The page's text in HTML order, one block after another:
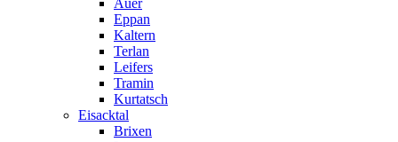
Auer
Eppan
Kaltern
Terlan
Leifers
Tramin
Kurtatsch
Eisacktal
Brixen